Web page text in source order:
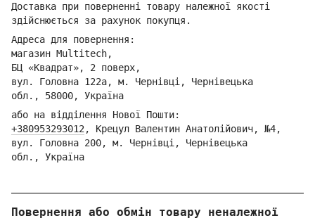
Доставка при поверненні товару належної якості
здійснюється за рахунок покупця.
Адреса для повернення:
магазин Multitech,
БЦ «Квадрат», 2 поверх,
вул. Головна 122а, м. Чернівці, Чернівецька
обл., 58000, Україна
або на відділення Нової Пошти:
+380953293012 , Крецул Валентин Анатолійович, №4,
вул. Головна 200, м. Чернівці, Чернівецька
обл., Україна
Повернення або обмін товару неналежної